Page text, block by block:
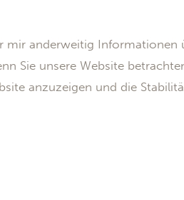
mir anderweitig Informationen
Sie unsere Website
anzuzeigen und die